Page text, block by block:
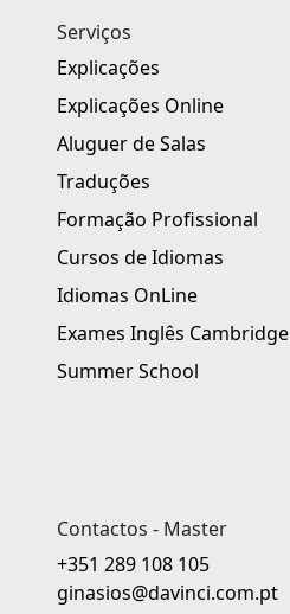
Serviços
Explicações
Explicações Online
Aluguer de Salas
Traduções
Formação Profissional
Cursos de Idiomas
Idiomas OnLine
Exames Inglês Cambridge
Summer School
Contactos - Master
+351 289 108 105
ginasios@davinci.com.pt